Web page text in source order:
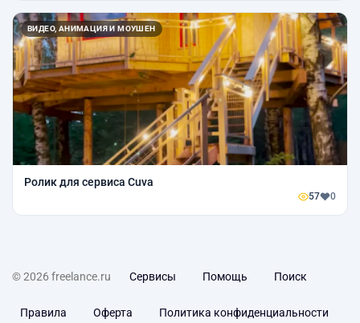
ВИДЕО, АНИМАЦИЯ И МОУШЕН
Ролик для сервиса Cuva
57 0
© 2026 freelance.ru Сервисы Помощь Поиск
Правила Оферта Политика конфиденциальности